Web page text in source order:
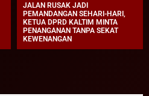
JALAN RUSAK JADI
PEMANDANGAN SEHARI-HARI,
KETUA DPRD KALTIM MINTA
PENANGANAN TANPA SEKAT
KEWENANGAN